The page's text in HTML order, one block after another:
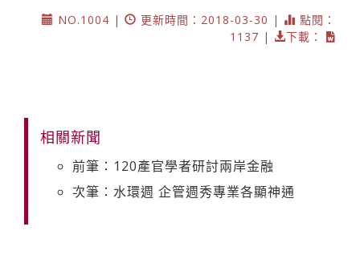
NO.1004 |
更新時間：2018-03-30 |
點閱：
1137 |
下載：
相關新聞
前筆：120產官學者研討兩岸金融
次筆：水環週 企管週秀專業各顯神通